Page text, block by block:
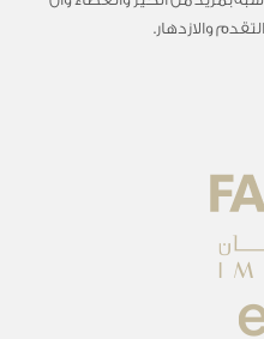
والازدهار.